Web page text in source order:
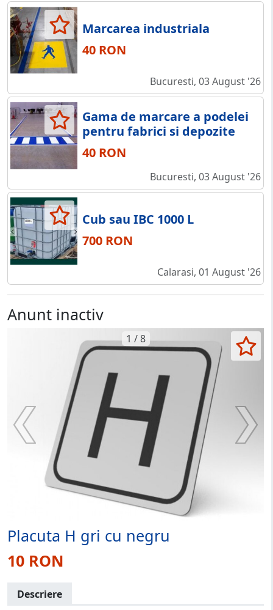
Marcarea industriala
40 RON
Bucuresti, 03 August '26
Gama de marcare a podelei
pentru fabrici si depozite
40 RON
Bucuresti, 03 August '26
Cub sau IBC 1000 L
700 RON
Calarasi, 01 August '26
Anunt inactiv
1 / 8
Placuta H gri cu negru
10 RON
Descriere